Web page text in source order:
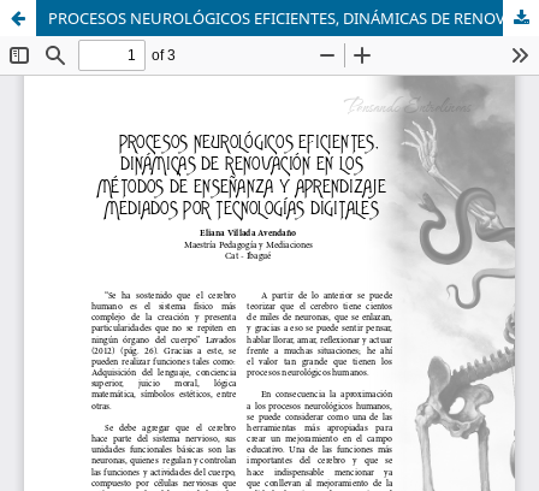
PROCESOS NEUROLÓGICOS EFICIENTES, DINÁMICAS DE RENOVACIÓN EN LOS MÉTODOS DE ENSEÑANZA Y APRENDIZAJE MEDIADOS POR TECNOLOGÍAS DIGITALES